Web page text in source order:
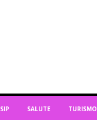
SALUTE TURISMO